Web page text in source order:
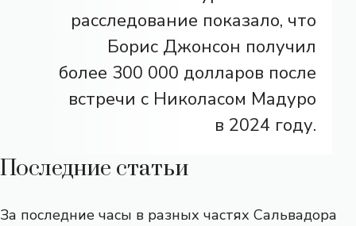
расследование показало, что
Борис Джонсон получил
более 300 000 долларов после
встречи с Николасом Мадуро
в 2024 году.
Последние статьи
За последние часы в разных частях Сальвадора